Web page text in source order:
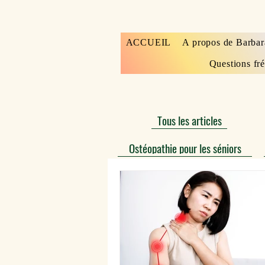
ACCUEIL A propos de
Questions
Tous les articles
Ostéopathie pour les séniors